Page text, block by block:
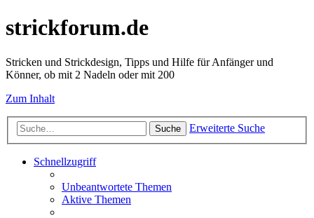
strickforum.de
Stricken und Strickdesign, Tipps und Hilfe für Anfänger und
Könner, ob mit 2 Nadeln oder mit 200
Zum Inhalt
Suche Erweiterte Suche
Schnellzugriff
Unbeantwortete Themen
Aktive Themen